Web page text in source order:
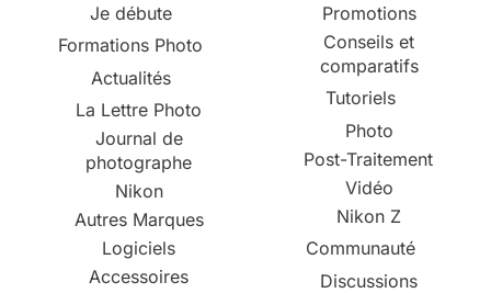
Je débute
Formations Photo
Actualités
La Lettre Photo
Journal de
photographe
Nikon
Autres Marques
Logiciels
Accessoires
Promotions
Conseils et
comparatifs
Tutoriels
Photo
Post-Traitement
Vidéo
Nikon Z
Communauté
Discussions